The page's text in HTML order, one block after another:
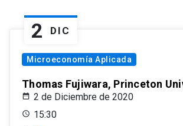
2 DIC
Microeconomía Aplicada
Thomas Fujiwara, Princeton
2 de Diciembre de 2020
15:30